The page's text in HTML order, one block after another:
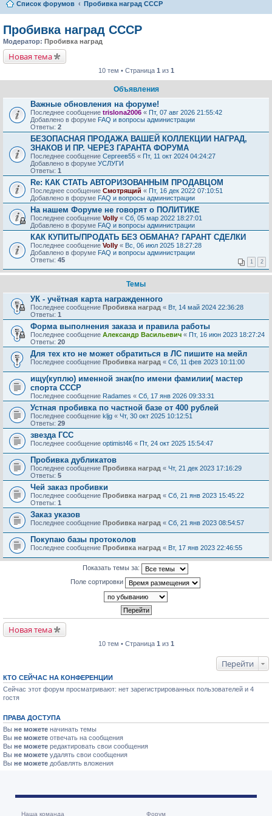
Список форумов Пробивка наград СССР
Пробивка наград СССР
Модератор: Пробивка наград
Новая тема
10 тем • Страница 1 из 1
Объявления
Важные обновления на форуме!
Последнее сообщение trislona2006 « Пт, 07 авг 2026 21:55:42
Добавлено в форуме FAQ и вопросы администрации
Ответы: 2
БЕЗОПАСНАЯ ПРОДАЖА ВАШЕЙ КОЛЛЕКЦИИ НАГРАД,
ЗНАКОВ И ПР. ЧЕРЕЗ ГАРАНТА ФОРУМА
Последнее сообщение Сергеев55 « Пт, 11 окт 2024 04:24:27
Добавлено в форуме УСЛУГИ
Ответы: 1
Re: КАК СТАТЬ АВТОРИЗОВАННЫМ ПРОДАВЦОМ
Последнее сообщение Смотрящий « Пт, 16 дек 2022 07:10:51
Добавлено в форуме FAQ и вопросы администрации
На нашем Форуме не говорят о ПОЛИТИКЕ
Последнее сообщение Volly « Сб, 05 мар 2022 18:27:01
Добавлено в форуме FAQ и вопросы администрации
КАК КУПИТЬ/ПРОДАТЬ БЕЗ ОБМАНА? ГАРАНТ СДЕЛКИ
Последнее сообщение Volly « Вс, 06 июл 2025 18:27:28
Добавлено в форуме FAQ и вопросы администрации
Ответы: 45 1 2
Темы
УК - учётная карта награжденного
Последнее сообщение Пробивка наград « Вт, 14 май 2024 22:36:28
Ответы: 1
Форма выполнения заказа и правила работы
Последнее сообщение Александр Васильевич « Пт, 16 июн 2023 18:27:24
Ответы: 20
Для тех кто не может обратиться в ЛС пишите на мейл
Последнее сообщение Пробивка наград « Сб, 11 фев 2023 10:11:00
ищу(куплю) именной знак(по имени фамилии( мастер
спорта СССР
Последнее сообщение Radames « Сб, 17 янв 2026 09:33:31
Устная пробивка по частной базе от 400 рублей
Последнее сообщение kljg « Чт, 30 окт 2025 10:12:51
Ответы: 29
звезда ГСС
Последнее сообщение optimist46 « Пт, 24 окт 2025 15:54:47
Пробивка дубликатов
Последнее сообщение Пробивка наград « Чт, 21 дек 2023 17:16:29
Ответы: 5
Чей заказ пробивки
Последнее сообщение Пробивка наград « Сб, 21 янв 2023 15:45:22
Ответы: 1
Заказ указов
Последнее сообщение Пробивка наград « Сб, 21 янв 2023 08:54:57
Покупаю базы протоколов
Последнее сообщение Пробивка наград « Вт, 17 янв 2023 22:46:55
Показать темы за:
Поле сортировки
Новая тема
10 тем • Страница 1 из 1
Перейти
КТО СЕЙЧАС НА КОНФЕРЕНЦИИ
Сейчас этот форум просматривают: нет зарегистрированных пользователей и 4
гостя
ПРАВА ДОСТУПА
Вы не можете начинать темы
Вы не можете отвечать на сообщения
Вы не можете редактировать свои сообщения
Вы не можете удалять свои сообщения
Вы не можете добавлять вложения
Наша команда Форум